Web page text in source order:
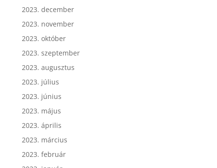
2023. december
2023. november
2023. október
2023. szeptember
2023. augusztus
2023. július
2023. június
2023. május
2023. április
2023. március
2023. február